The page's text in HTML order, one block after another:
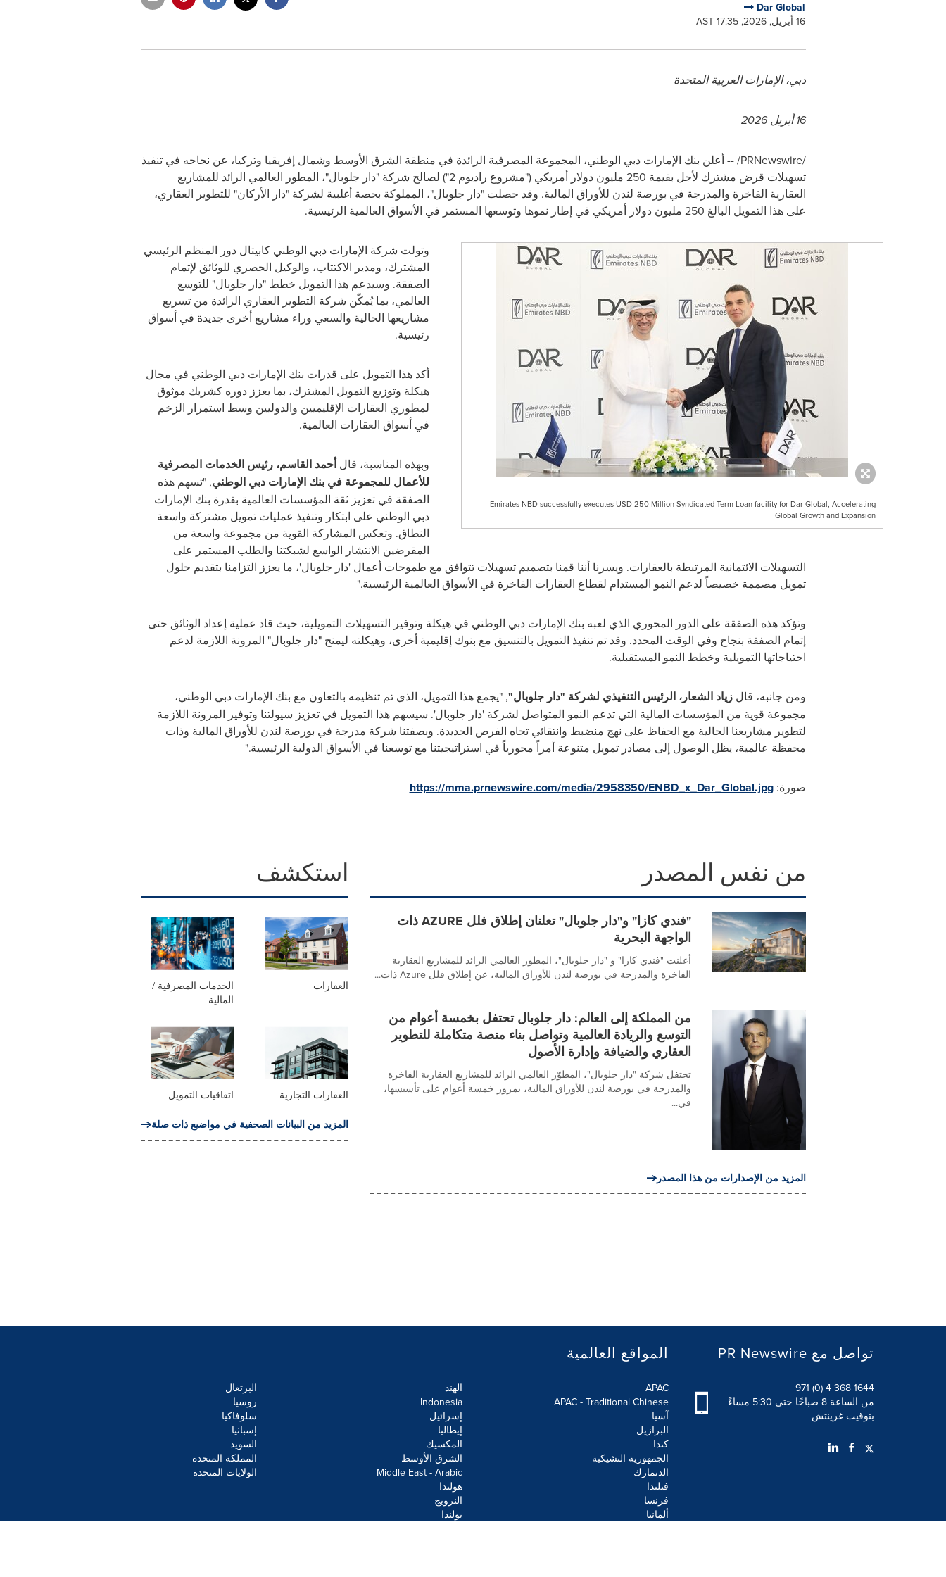
Dar Global
16 أبريل, 2026, 17:35 AST
دبي، الإمارات العربية المتحدة
16 أبريل 2026
/PRNewswire/ --
أعلن بنك الإمارات دبي الوطني، المجموعة المصرفية الرائدة في منطقة الشرق الأوسط وشمال إفريقيا وتركيا، عن نجاحه في تنفيذ
تسهيلات
قرض مشترك لأجل بقيمة 250 مليون دولار أمريكي ("مشروع راديوم 2") لصالح شركة "دار جلوبال"، المطور العالمي الرائد للمشاريع
العقارية الفاخرة والمدرجة في بورصة لندن للأوراق المالية. وقد حصلت "دار جلوبال"، المملوكة بحصة أغلبية لشركة "دار الأركان" للتطوير العقاري،
على هذا التمويل البالغ 250 مليون دولار أمريكي في إطار نموها وتوسعها المستمر في الأسواق العالمية الرئيسية.
Emirates NBD successfully executes USD 250 Million Syndicated Term Loan facility for Dar Global, Accelerating
Global Growth and Expansion
وتولت شركة الإمارات دبي الوطني كابيتال دور المنظم الرئيسي
المشترك، ومدير الاكتتاب، والوكيل الحصري للوثائق لإتمام
الصفقة. وسيدعم هذا التمويل خطط "دار جلوبال" للتوسع
العالمي، بما يُمكّن شركة التطوير العقاري الرائدة من تسريع
مشاريعها الحالية والسعي وراء مشاريع أخرى جديدة في أسواق
رئيسية.
أكدهذا التمويل على قدرات بنك الإمارات دبي الوطني في مجال
هيكلة وتوزيع التمويل المشترك، بما يعزز دوره كشريك موثوق
لمطوري العقارات الإقليميين والدوليين وسط استمرار الزخم
في أسواق العقارات العالمية.
وبهذه المناسبة، قالأحمد القاسم، رئيس الخدمات المصرفية
للأعمال للمجموعة في بنك الإمارات دبي الوطني, "تسهم هذه
الصفقة في تعزيز ثقة المؤسسات العالمية بقدرة بنك الإمارات
دبي الوطني على ابتكار وتنفيذ عمليات تمويل مشتركة واسعة
النطاق. وتعكس المشاركة القوية من مجموعة واسعة من
المقرضين الانتشار الواسع لشبكتنا والطلب المستمر على
التسهيلات الائتمانية المرتبطة بالعقارات. ويسرنا أننا قمنا بتصميم تسهيلات تتوافق مع طموحات أعمال 'دار جلوبال'، ما يعزز التزامنا بتقديم حلول
تمويل مصممة خصيصاً لدعم النمو المستدام لقطاع العقارات الفاخرة في الأسواق العالمية الرئيسية."
وتؤكد هذه الصفقة على الدور المحوري الذي لعبه بنك الإمارات دبي الوطني في هيكلة وتوفير التسهيلات التمويلية، حيث قاد عملية إعداد الوثائق حتى
إتمام الصفقة بنجاح وفي الوقت المحدد. وقد تم تنفيذ التمويل بالتنسيق مع بنوك إقليمية أخرى، وهيكلته ليمنح "دار جلوبال" المرونة اللازمة لدعم
احتياجاتها التمويلية وخطط النمو المستقبلية.
ومن جانبه، قالزياد الشعار، الرئيس التنفيذي لشركة "دار جلوبال", "يجمع هذا التمويل، الذي تم تنظيمه بالتعاون مع بنك الإمارات دبي الوطني،
مجموعة قوية من المؤسسات المالية التي تدعم النمو المتواصل لشركة 'دار جلوبال'. سيسهم هذا التمويل في تعزيز سيولتنا وتوفير المرونة اللازمة
لتطوير مشاريعنا الحالية مع الحفاظ على نهج منضبط وانتقائي تجاه الفرص الجديدة. وبصفتنا شركة مدرجة في بورصة لندن للأوراق المالية وذات
محفظة عالمية، يظل الوصول إلى مصادر تمويل متنوعة أمراً محورياً في استراتيجيتنا مع توسعنا في الأسواق الدولية الرئيسية."
صورة:https://mma.prnewswire.com/media/2958350/ENBD_x_Dar_Global.jpg
من نفس المصدر
"فندي كازا" و"دار جلوبال" تعلنان إطلاق فلل AZURE ذات
الواجهة البحرية
أعلنت "فندي كازا" و "دار جلوبال"، المطور العالمي الرائد للمشاريع العقارية
الفاخرة والمدرجة في بورصة لندن للأوراق المالية، عن إطلاق فلل Azure ذات...
من المملكة إلى العالم: دار جلوبال تحتفل بخمسة أعوام من
التوسع والريادة العالمية وتواصل بناء منصة متكاملة للتطوير
العقاري والضيافة وإدارة الأصول
تحتفل شركة "دار جلوبال"، المطوّر العالمي الرائد للمشاريع العقارية الفاخرة
والمدرجة في بورصة لندن للأوراق المالية، بمرور خمسة أعوام على تأسيسها،
في...
المزيد من الإصدارات من هذا المصدر
استكشف
العقارات
الخدمات المصرفية /
المالية
العقارات التجارية اتفاقيات التمويل
المزيد من البيانات الصحفية في مواضيع ذات صلة
PR Newswire تواصل مع
+971 (0) 4 368 1644
من الساعة 8 صباحًا حتى 5:30 مساءً
بتوقيت غرينتش
المواقع العالمية
APAC
APAC - Traditional Chinese
آسيا
البرازيل
كندا
الجمهورية التشيكية
الدنمارك
فنلندا
فرنسا
ألمانيا
الهند
Indonesia
إسرائيل
إيطاليا
المكسيك
الشرق الأوسط
Middle East - Arabic
هولندا
النرويج
بولندا
البرتغال
روسيا
سلوفاكيا
إسبانيا
السويد
المملكة المتحدة
الولايات المتحدة